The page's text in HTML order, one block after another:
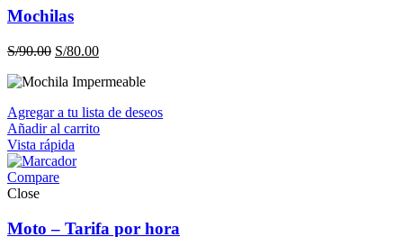
Mochilas
S/90.00 El
original
S/90.00.
S/80.00El
actual
S/80.00.
Agregar a tu lista de deseos
Añadir al carrito
Vista rápida
Compare
Close
Moto – Tarifa por hora